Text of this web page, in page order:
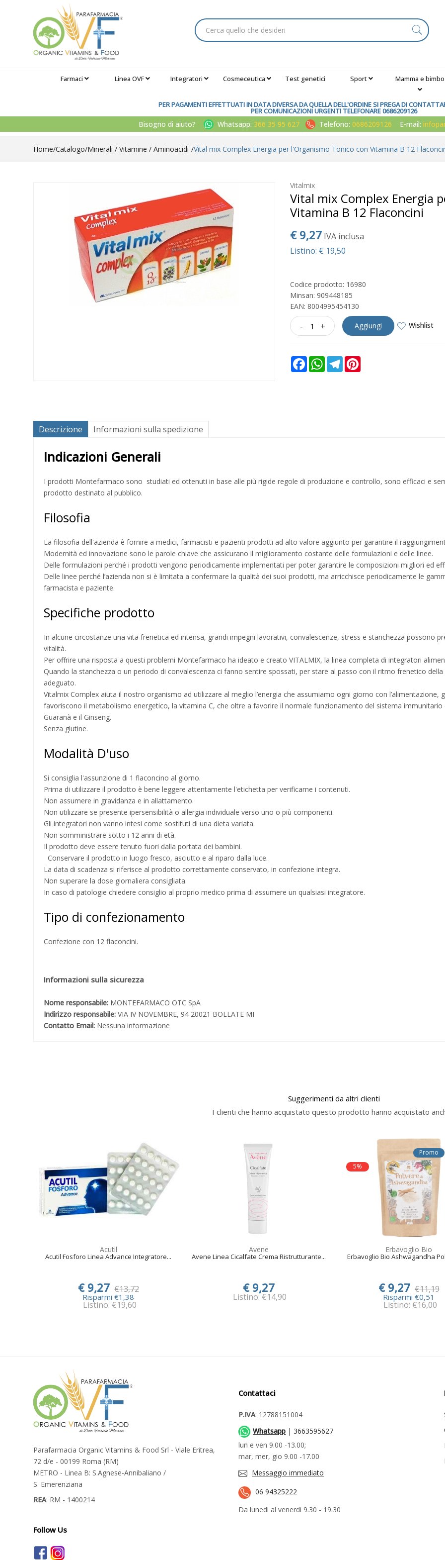
Farmaci Linea OVF Integratori Cosmeceutica Test genetici Sport Mamma e bimbo
PER PAGAMENTI EFFETTUATI IN DATA DIVERSA DA QUELLA DELL'ORDINE SI PREGA DI
PER COMUNICAZIONI URGENTI TELEFONARE 0686209126
Bisogno di aiuto? Whatsapp: 366 35 95 627 Telefono:0686209126 E-mail:
Home Catalogo/Minerali / Vitamine / Aminoacidi Vital mix Complex Energia per l'Organismo Tonico con Vitamina B 12
Vitalmix
Vital mix Complex Energia
Vitamina B 12 Flaconcini
€ 9,27 IVA inclusa
Listino: € 19,50
Codice prodotto: 16980
Minsan: 909448185
EAN: 8004995454130
- + Aggiungi Wishlist
FacebookWhatsAppTelegramPinterest
Descrizione Informazioni sulla spedizione
Indicazioni Generali
I prodotti Montefarmaco sono studiati ed ottenuti in base alle più rigide regole di produzione e controllo, sono efficaci e
prodotto destinato al pubblico.
Filosofia
La filosofia dell'azienda è fornire a medici, farmacisti e pazienti prodotti ad alto valore aggiunto per garantire il
Modernità ed innovazione sono le parole chiave che assicurano il miglioramento costante delle formulazioni e delle linee.
Delle formulazioni perché i prodotti vengono periodicamente implementati per poter garantire le composizioni migliori ed
Delle linee perché l’azienda non si è limitata a confermare la qualità dei suoi prodotti, ma arricchisce periodicamente le
farmacista e paziente.
Specifiche prodotto
In alcune circostanze una vita frenetica ed intensa, grandi impegni lavorativi, convalescenze, stress e stanchezza possono
vitalità.
Per offrire una risposta a questi problemi Montefarmaco ha ideato e creato VITALMIX, la linea completa di integratori
Quando la stanchezza o un periodo di convalescenza ci fanno sentire spossati, per stare al passo con il ritmo frenetico
adeguato.
Vitalmix Complex aiuta il nostro organismo ad utilizzare al meglio l’energia che assumiamo ogni giorno con
favoriscono il metabolismo energetico, la vitamina C, che oltre a favorire il normale funzionamento del sistema
Guaranà e il Ginseng.
Senza glutine.
Modalità D'uso
Si consiglia l'assunzione di 1 flaconcino al giorno.
Prima di utilizzare il prodotto è bene leggere attentamente l'etichetta per verificarne i contenuti.
Non assumere in gravidanza e in allattamento.
Non utilizzare se presente ipersensibilità o allergia individuale verso uno o più componenti.
Gli integratori non vanno intesi come sostituti di una dieta variata.
Non somministrare sotto i 12 anni di età.
Il prodotto deve essere tenuto fuori dalla portata dei bambini.
Conservare il prodotto in luogo fresco, asciutto e al riparo dalla luce.
La data di scadenza si riferisce al prodotto correttamente conservato, in confezione integra.
Non superare la dose giornaliera consigliata.
In caso di patologie chiedere consiglio al proprio medico prima di assumere un qualsiasi integratore.
Tipo di confezionamento
Confezione con 12 flaconcini.
Informazioni sulla sicurezza
Nome responsabile: MONTEFARMACO OTC SpA
Indirizzo responsabile: VIA IV NOVEMBRE, 94 20021 BOLLATE MI
Contatto Email: Nessuna informazione
Suggerimenti da altri clienti
I clienti che hanno acquistato questo prodotto hanno acquistato
Acutil
Acutil Fosforo Linea Advance Integratore...
€ 9,27 €13,72
Risparmi €1,38
Listino: €19,60
Avene
Avene Linea Cicalfate Crema Ristrutturante...
€ 9,27
Listino: €14,90
Promo
5%
Erbavoglio Bio
Erbavoglio Bio Ashwagandha
€ 9,27 €11,19
Risparmi €0,51
Listino: €16,00
Parafarmacia Organic Vitamins & Food Srl - Viale Eritrea,
72 d/e - 00199 Roma (RM)
METRO - Linea B: S.Agnese-Annibaliano /
S. Emerenziana
REA: RM - 1400214
Contattaci
P.IVA: 12788151004
Whatsapp | 3663595627
lun e ven 9.00 -13.00;
mar, mer, gio 9.00 -17.00
Messaggio immediato
06 94325222
Da lunedi al venerdi 9.30 - 19.30
Follow Us